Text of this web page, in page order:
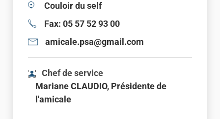
Couloir du self
Fax: 05 57 52 93 00
amicale.psa@gmail.com
Chef de service
Mariane CLAUDIO, Présidente de
l'amicale